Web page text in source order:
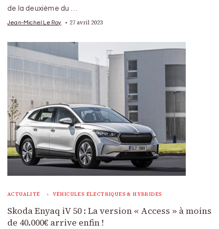
de la deuxième du …
Jean-Michel Le Roy 27 avril 2023
ACTUALITÉ VÉHICULES ÉLECTRIQUES & HYBRIDES
Skoda Enyaq iV 50 : La version « Access » à moins
de 40.000€ arrive enfin !